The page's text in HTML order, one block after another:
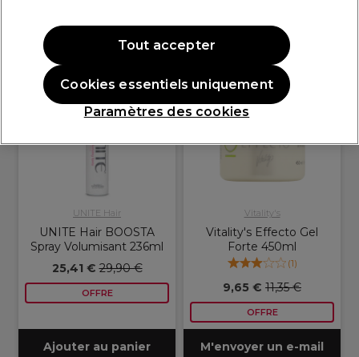
OFFRE
UNITE Hair
UNITE Hair BOOSTA
Spray Volumisant 236ml
25,41 €29,90 €
OFFRE
Ajouter au panier
OFFRE EN LIGNE
Vitality's
Vitality's Effecto Gel
Forte 450ml
(1)
9,65 € 11,35 €
OFFRE
M'envoyer un e-mail
Paramètres des cookies
Cookies essentiels uniquement
Tout accepter